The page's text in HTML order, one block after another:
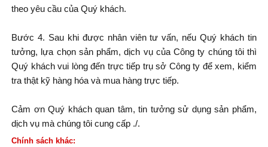
theo yêu cầu của Quý khách.
Bước 4. Sau khi được nhân viên tư vấn, nếu Quý khách tin
tưởng, lựa chọn sản phẩm, dịch vụ của Công ty chúng tôi thì
Quý khách vui lòng đến trực tiếp trụ sở Công ty để xem, kiểm
tra thật kỹ hàng hóa và mua hàng trực tiếp.
Cảm ơn Quý khách quan tâm, tin tưởng sử dụng sản phẩm,
dịch vụ mà chúng tôi cung cấp ./.
Chính sách khác: